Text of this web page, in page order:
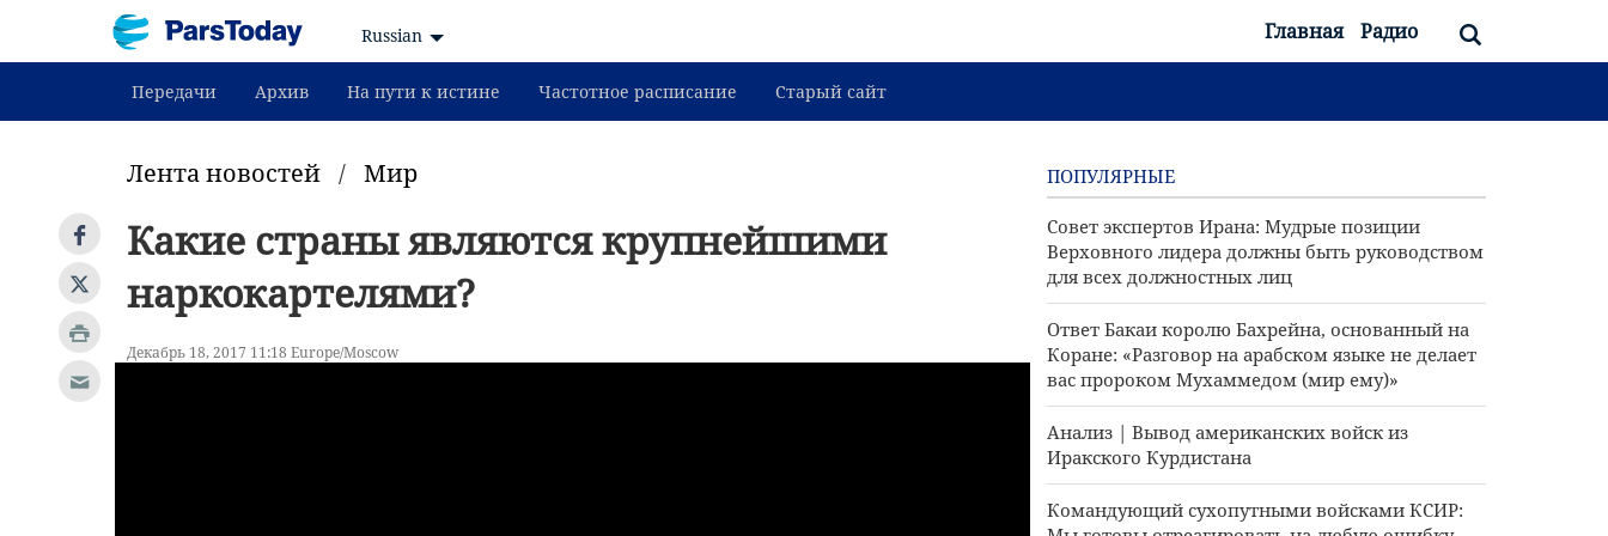
Russian Главная Радио
Передачи Архив На пути к истине Частотное расписание Старый сайт
Лента новостей / Мир
Какие страны являются крупнейшими
наркокартелями?
Декабрь 18, 2017 11:18 Europe/Moscow
ПОПУЛЯРНЫЕ
Совет экспертов Ирана: Мудрые позиции
Верховного лидера должны быть руководством
для всех должностных лиц
Ответ Бакаи королю Бахрейна, основанный на
Коране: «Разговор на арабском языке не делает
вас пророком Мухаммедом (мир ему)»
Анализ | Вывод американских войск из
Иракского Курдистана
Командующий сухопутными войсками КСИР: